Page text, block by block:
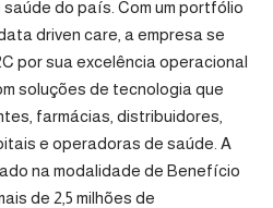
do país. Com um portfólio
driven care, a empresa se
por sua excelência operacional
soluções de tecnologia que
farmácias, distribuidores,
e operadoras de saúde. A
na modalidade de Benefício
de 2,5 milhões de